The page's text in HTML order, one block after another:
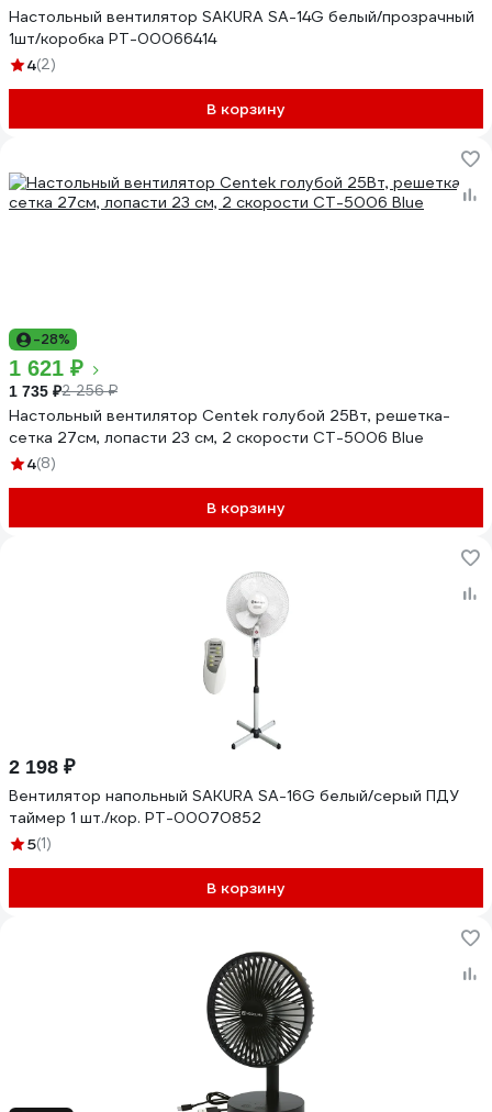
Настольный вентилятор SAKURA SA-14G белый/прозрачный
1шт/коробка РТ-00066414
4(2)
В корзину
-28%
1 621 ₽
1 735 ₽2 256 ₽
Настольный вентилятор Centek голубой 25Вт, решетка-
сетка 27см, лопасти 23 см, 2 скорости CT-5006 Blue
4(8)
В корзину
2 198 ₽
Вентилятор напольный SAKURA SA-16G белый/серый ПДУ
таймер 1 шт./кор. РТ-00070852
5(1)
В корзину